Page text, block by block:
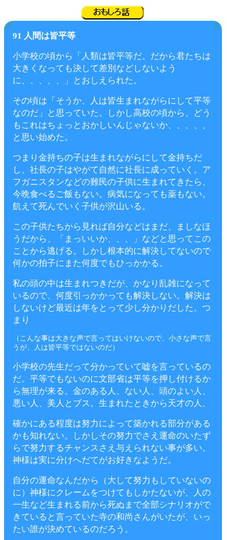
91 人間は皆平等
小学校の頃から「人類は皆平等だ。だから君たちは
大きくなっても決して差別などしないよう
に、、、、、」とおしえられた。
その頃は「そうか、人は皆生まれながらにして平等
なのだ」と思っていた。しかし高校の頃から、どう
もこれはちょっとおかしいんじゃないか、、、、、
と思い始めた。
つまり金持ちの子は生まれながらにして金持ちだ
し、社長の子はやがて自然に社長に成っていく。ア
フガニスタンなどの難民の子供に生まれてきたら、
今晩食べるご飯もない。病気になっても薬もない。
飢えて死んでいく子供が沢山いる。
この子供たちから見れば自分などはまだ、ましなほ
うだから、「まっいいか、、、」などと思ってこの
ことから逃げる。しかし根本的に解決してないので
何かの拍子にまた何度でもひっかかる。
私の頭の中は生まれつきだが、かなり乱雑になって
いるので、何度引っかかっても解決しない。解決は
しないけど最近は年をとって少し分かりだした。つ
まり
（こんな事は大きな声で言ってはいけないので、小さな声で言
うが、人は皆平等ではないのだ）
小学校の先生だって分かっていて嘘を言っているの
だ。平等でもないのに文部省は平等を押し付けるか
ら無理が来る。金のある人、ない人、頭のよい人、
悪い人、美人とブス。生まれたときから天才の人、
確かにある程度は努力によって築かれる部分がある
かも知れない。しかしその努力でさえ運命のいたず
らで努力するチャンスさえ与えられない事が多い。
神様は実に分けへだてがお好きなようだ。
自分の運命なんだから（大して努力もしていないの
に）神様にクレームをつけてもしかたないが、人の
一生など生まれる前から死ぬまで全部シナリオがで
きていると言っていた寺の和尚さんがいたが、いっ
たい誰が決めているのだろう。